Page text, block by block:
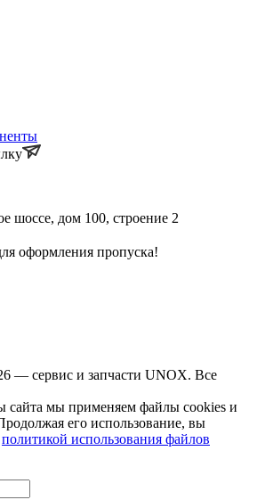
шоссе, дом 100, строение 2
оформления пропуска!
— сервис и запчасти UNOX. Все
сайта мы применяем файлы cookies и
его использование, вы
политикой использования файлов